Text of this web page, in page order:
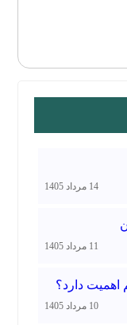
14 مرداد 1405
11 مرداد 1405
اهمیت دارد؟
10 مرداد 1405